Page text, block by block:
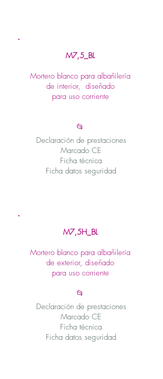
M7,5_BL
Mortero blanco para albañilería
de interior, diseñado
para uso corriente
📂
Declaración de prestaciones
Marcado CE
Ficha técnica
Ficha datos seguridad
M7,5H_BL
Mortero blanco para albañilería
de exterior, diseñado
para uso corriente
📂
Declaración de prestaciones
Marcado CE
Ficha técnica
Ficha datos seguridad